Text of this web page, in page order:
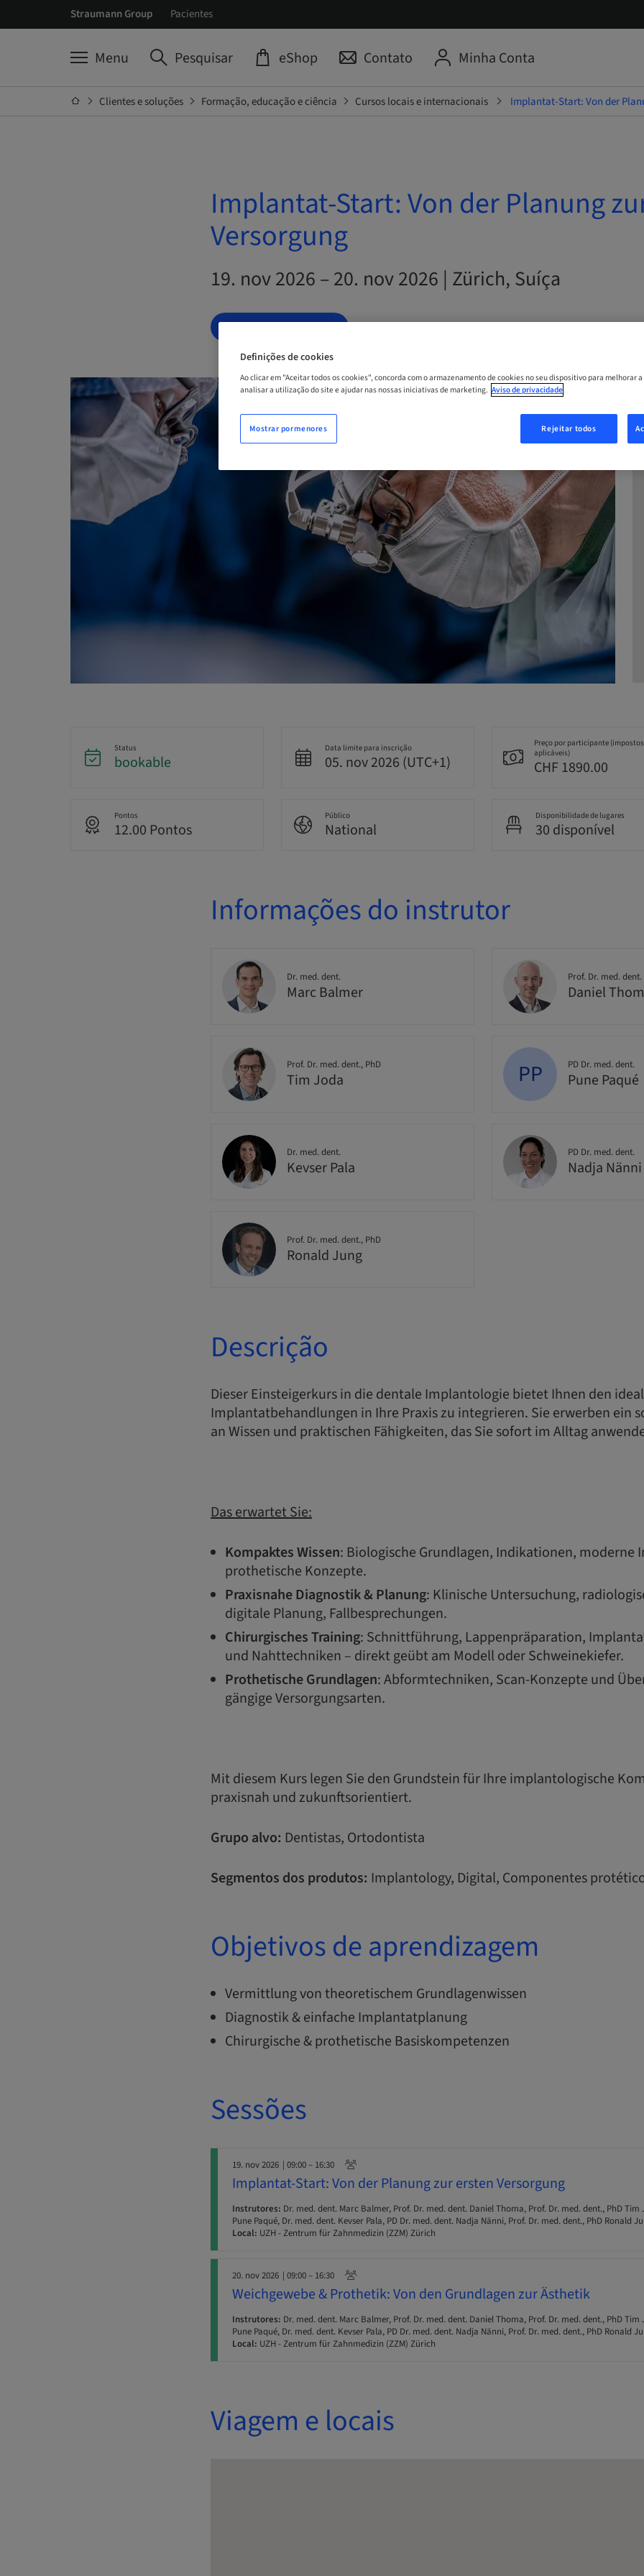
Straumann Group Pacientes
Menu Pesquisar eShop Contato Minha Conta
Clientes e soluções Formação, educação e ciência Cursos locais e internacionais Implantat-Start: Von der
Implantat-Start: Von der Planung
Versorgung
19. nov 2026 – 20. nov 2026 | Zürich, Suíça
AGENDE AGORA
Status
bookable
Data limite para inscrição
05. nov 2026 (UTC+1)
Preço por participante
aplicáveis)
CHF 1890.00
Pontos
12.00 Pontos
Público
National
Disponibilidade de lugares
30 disponível
Informações do instrutor
Dr. med. dent.
Marc Balmer
Prof. Dr. med. dent.
Daniel
Prof. Dr. med. dent., PhD
Tim Joda PP PD Dr. med. dent.
Pune Paqué
Dr. med. dent.
Kevser Pala
PD Dr. med. dent.
Nadja Nänni
Prof. Dr. med. dent., PhD
Ronald Jung
Descrição
Dieser Einsteigerkurs in die dentale Implantologie bietet Ihnen den
Implantatbehandlungen in Ihre Praxis zu integrieren. Sie erwerben ein
an Wissen und praktischen Fähigkeiten, das Sie sofort im Alltag
Das erwartet Sie:
Kompaktes Wissen: Biologische Grundlagen, Indikationen, moderne
prothetische Konzepte.
Praxisnahe Diagnostik & Planung: Klinische Untersuchung,
digitale Planung, Fallbesprechungen.
Chirurgisches Training: Schnittführung, Lappenpräparation,
und Nahttechniken – direkt geübt am Modell oder Schweinekiefer.
Prothetische Grundlagen: Abformtechniken, Scan-Konzepte und
gängige Versorgungsarten.
Mit diesem Kurs legen Sie den Grundstein für Ihre implantologische
praxisnah und zukunftsorientiert.
Grupo alvo: Dentistas, Ortodontista
Segmentos dos produtos: Implantology, Digital, Componentes
Objetivos de aprendizagem
Vermittlung von theoretischem Grundlagenwissen
Diagnostik & einfache Implantatplanung
Chirurgische & prothetische Basiskompetenzen
Sessões
19. nov 2026 | 09:00 – 16:30
Implantat-Start: Von der Planung zur ersten Versorgung
Instrutores: Dr. med. dent. Marc Balmer, Prof. Dr. med. dent. Daniel Thoma, Prof. Dr. med. dent., PhD Tim
Pune Paqué, Dr. med. dent. Kevser Pala, PD Dr. med. dent. Nadja Nänni, Prof. Dr. med. dent., PhD Ronald
Local: UZH - Zentrum für Zahnmedizin (ZZM) Zürich
20. nov 2026 | 09:00 – 16:30
Weichgewebe & Prothetik: Von den Grundlagen zur Ästhetik
Instrutores: Dr. med. dent. Marc Balmer, Prof. Dr. med. dent. Daniel Thoma, Prof. Dr. med. dent., PhD Tim
Pune Paqué, Dr. med. dent. Kevser Pala, PD Dr. med. dent. Nadja Nänni, Prof. Dr. med. dent., PhD Ronald
Local: UZH - Zentrum für Zahnmedizin (ZZM) Zürich
Viagem e locais
Definições de cookies
Ao clicar em "Aceitar todos os cookies", concorda com o armazenamento de cookies no seu dispositivo para melhorar
analisar a utilização do site e ajudar nas nossas iniciativas de marketing. Aviso de privacidade
Rejeitar todos
Mostrar pormenores